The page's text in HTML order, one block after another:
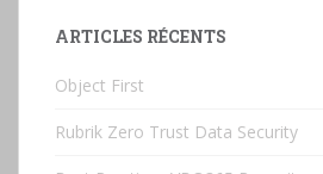
ARTICLES RÉCENTS
Object First
Rubrik Zero Trust Data Security